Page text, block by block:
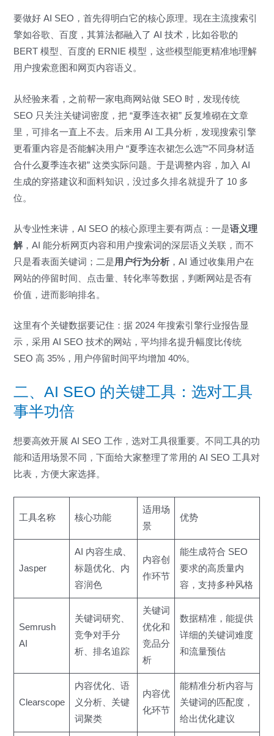
要做好 AI SEO，首先得明白它的核心原理。现在主流搜索引
擎如谷歌、百度，其算法都融入了 AI 技术，比如谷歌的
BERT 模型、百度的 ERNIE 模型，这些模型能更精准地理解
用户搜索意图和网页内容语义。
从经验来看，之前帮一家电商网站做 SEO 时，发现传统
SEO 只关注关键词密度，把 “夏季连衣裙” 反复堆砌在文章
里，可排名一直上不去。后来用 AI 工具分析，发现搜索引擎
更看重内容是否能解决用户 “夏季连衣裙怎么选”“不同身材适
合什么夏季连衣裙” 这类实际问题。于是调整内容，加入 AI
生成的穿搭建议和面料知识，没过多久排名就提升了 10 多
位。
从专业性来讲，AI SEO 的核心原理主要有两点：一是语义理
解，AI 能分析网页内容和用户搜索词的深层语义关联，而不
只是看表面关键词；二是用户行为分析 ，AI 通过收集用户在
网站的停留时间、点击量、转化率等数据，判断网站是否有
价值，进而影响排名。
这里有个关键数据要记住：据 2024 年搜索引擎行业报告显
示，采用 AI SEO 技术的网站，平均排名提升幅度比传统
SEO 高 35%，用户停留时间平均增加 40%。
二、AI SEO 的关键工具：选对工具
事半功倍
想要高效开展 AI SEO 工作，选对工具很重要。不同工具的功
能和适用场景不同，下面给大家整理了常用的 AI SEO 工具对
比表，方便大家选择。
工具名称 核心功能
适用场
景
优势
Jasper
AI 内容生成、
标题优化、内
容润色
内容创
作环节
能生成符合 SEO
要求的高质量内
容，支持多种风格
Semrush
AI
关键词研究、
竞争对手分
析、排名追踪
关键词
优化和
竞品分
析
数据精准，能提供
详细的关键词难度
和流量预估
Clearscope
内容优化、语
义分析、关键
词聚类
内容优
化环节
能精准分析内容与
关键词的匹配度，
给出优化建议